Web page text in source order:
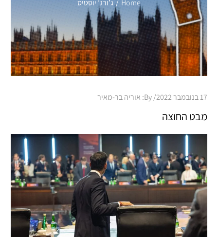
Home ג’ורג’ יוסטיס
Posted
17 בנובמבר 2022 By: אוריה בר-מאיר
מבט החוצה